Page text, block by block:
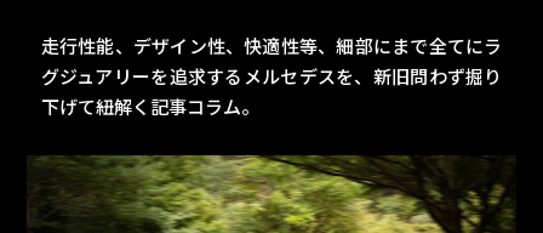
走行性能、デザイン性、快適性等、細部にまで全てにラ
グジュアリーを追求するメルセデスを、 新旧問わず掘り
下げて紐解く記事コラム。